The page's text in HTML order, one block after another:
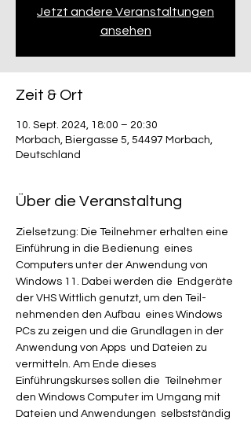
Jetzt andere Veranstaltungen
ansehen
Zeit & Ort
10. Sept. 2024, 18:00 – 20:30
Morbach, Biergasse 5, 54497 Morbach,
Deutschland
Über die Veranstaltung
Zielsetzung: Die Teilnehmer erhalten eine
Einführung in die Bedienung  eines
Computers unter der Anwendung von
Windows 11. Dabei werden die  Endgeräte
der VHS Wittlich genutzt, um den Teil-
nehmenden den Aufbau  eines Windows
PCs zu zeigen und die Grundlagen in der
Anwendung von Apps  und Dateien zu
vermitteln. Am Ende dieses
Einführungskurses sollen die  Teilnehmer
den Windows Computer im Umgang mit
Dateien und Anwendungen  selbstständig